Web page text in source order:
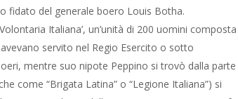
fidato del generale boero Louis Botha.
Italiana’, un’unità di 200 uomini composta
servito nel Regio Esercito o sotto
mentre suo nipote Peppino si trovò dalla parte
come “Brigata Latina” o “Legione Italiana”) si